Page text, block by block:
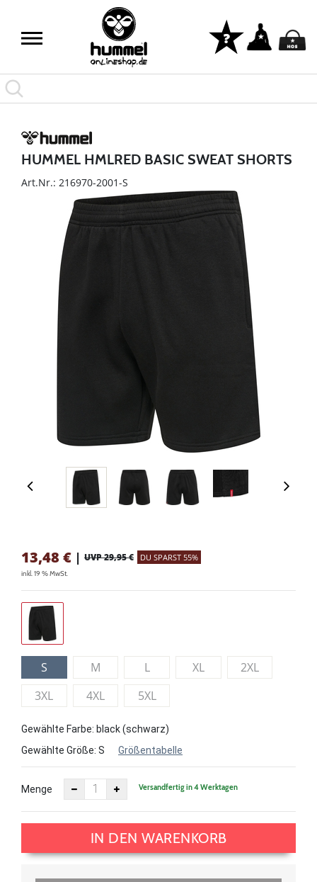
HUMMEL HMLRED BASIC SWEAT SHORTS
Art.Nr.: 216970-2001-S
13,48 € | UVP 29,95 € DU SPARST 55%
inkl. 19 % MwSt.
S M L XL
2XL
3XL
4XL 5XL
Gewählte Farbe: black (schwarz)
Gewählte Größe: S Größentabelle
Menge Versandfertig in 4 Werktagen
IN DEN WARENKORB